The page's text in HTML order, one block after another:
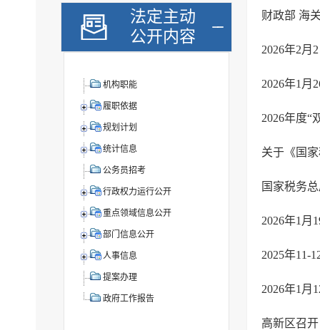
法定主动
公开内容
机构职能
履职依据
规划计划
统计信息
公务员招考
行政权力运行公开
重点领域信息公开
部门信息公开
人事信息
提案办理
政府工作报告
2026年2月
2026年1月
2026年度“
国家税务
2026年1月
2025年11-
2026年1月
高新区召